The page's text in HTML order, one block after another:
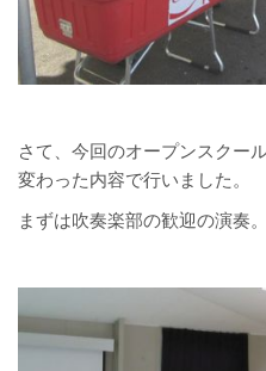
さて、今回のオープンスクー
変わった内容で行いました。
まずは吹奏楽部の歓迎の演奏。